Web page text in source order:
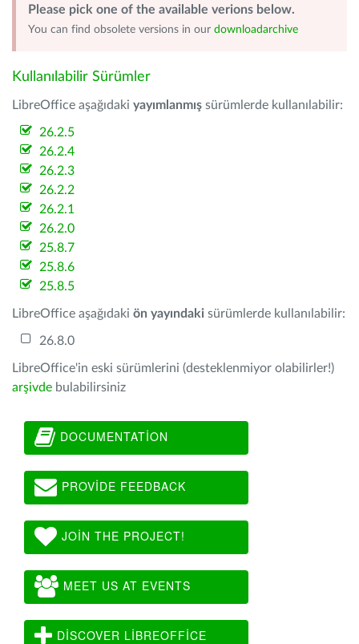
Please pick one of the available verions below.
You can find obsolete versions in our downloadarchive
Kullanılabilir Sürümler
LibreOffice aşağıdaki yayımlanmış sürümlerde kullanılabilir:
26.2.5
26.2.4
26.2.3
26.2.2
26.2.1
26.2.0
25.8.7
25.8.6
25.8.5
LibreOffice aşağıdaki ön yayındaki sürümlerde kullanılabilir:
26.8.0
LibreOffice'in eski sürümlerini (desteklenmiyor olabilirler!)
arşivde bulabilirsiniz
DOCUMENTATION
PROVIDE FEEDBACK
JOIN THE PROJECT!
MEET US AT EVENTS
DISCOVER LIBREOFFICE